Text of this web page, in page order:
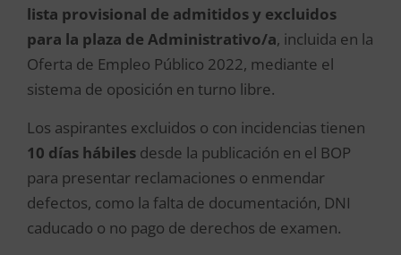
lista provisional de admitidos y excluidos
para la plaza de Administrativo/a, incluida en la
Oferta de Empleo Público 2022, mediante el
sistema de oposición en turno libre.
Los aspirantes excluidos o con incidencias tienen
10 días hábiles desde la publicación en el BOP
para presentar reclamaciones o enmendar
defectos, como la falta de documentación, DNI
caducado o no pago de derechos de examen.